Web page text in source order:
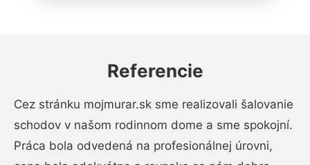
Referencie
Cez stránku mojmurar.sk sme realizovali šalovanie
schodov v našom rodinnom dome a sme spokojní.
Práca bola odvedená na profesionálnej úrovni,